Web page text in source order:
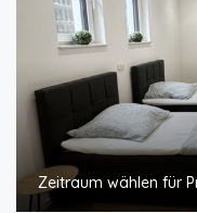
Zeitraum wählen für